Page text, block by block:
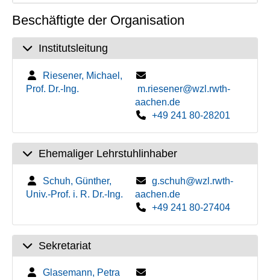
Beschäftigte der Organisation
Institutsleitung
Riesener, Michael,
Prof. Dr.-Ing.
m.riesener@wzl.rwth-
aachen.de
+49 241 80-28201
Ehemaliger Lehrstuhlinhaber
Schuh, Günther,
Univ.-Prof. i. R. Dr.-Ing.
g.schuh@wzl.rwth-
aachen.de
+49 241 80-27404
Sekretariat
Glasemann, Petra